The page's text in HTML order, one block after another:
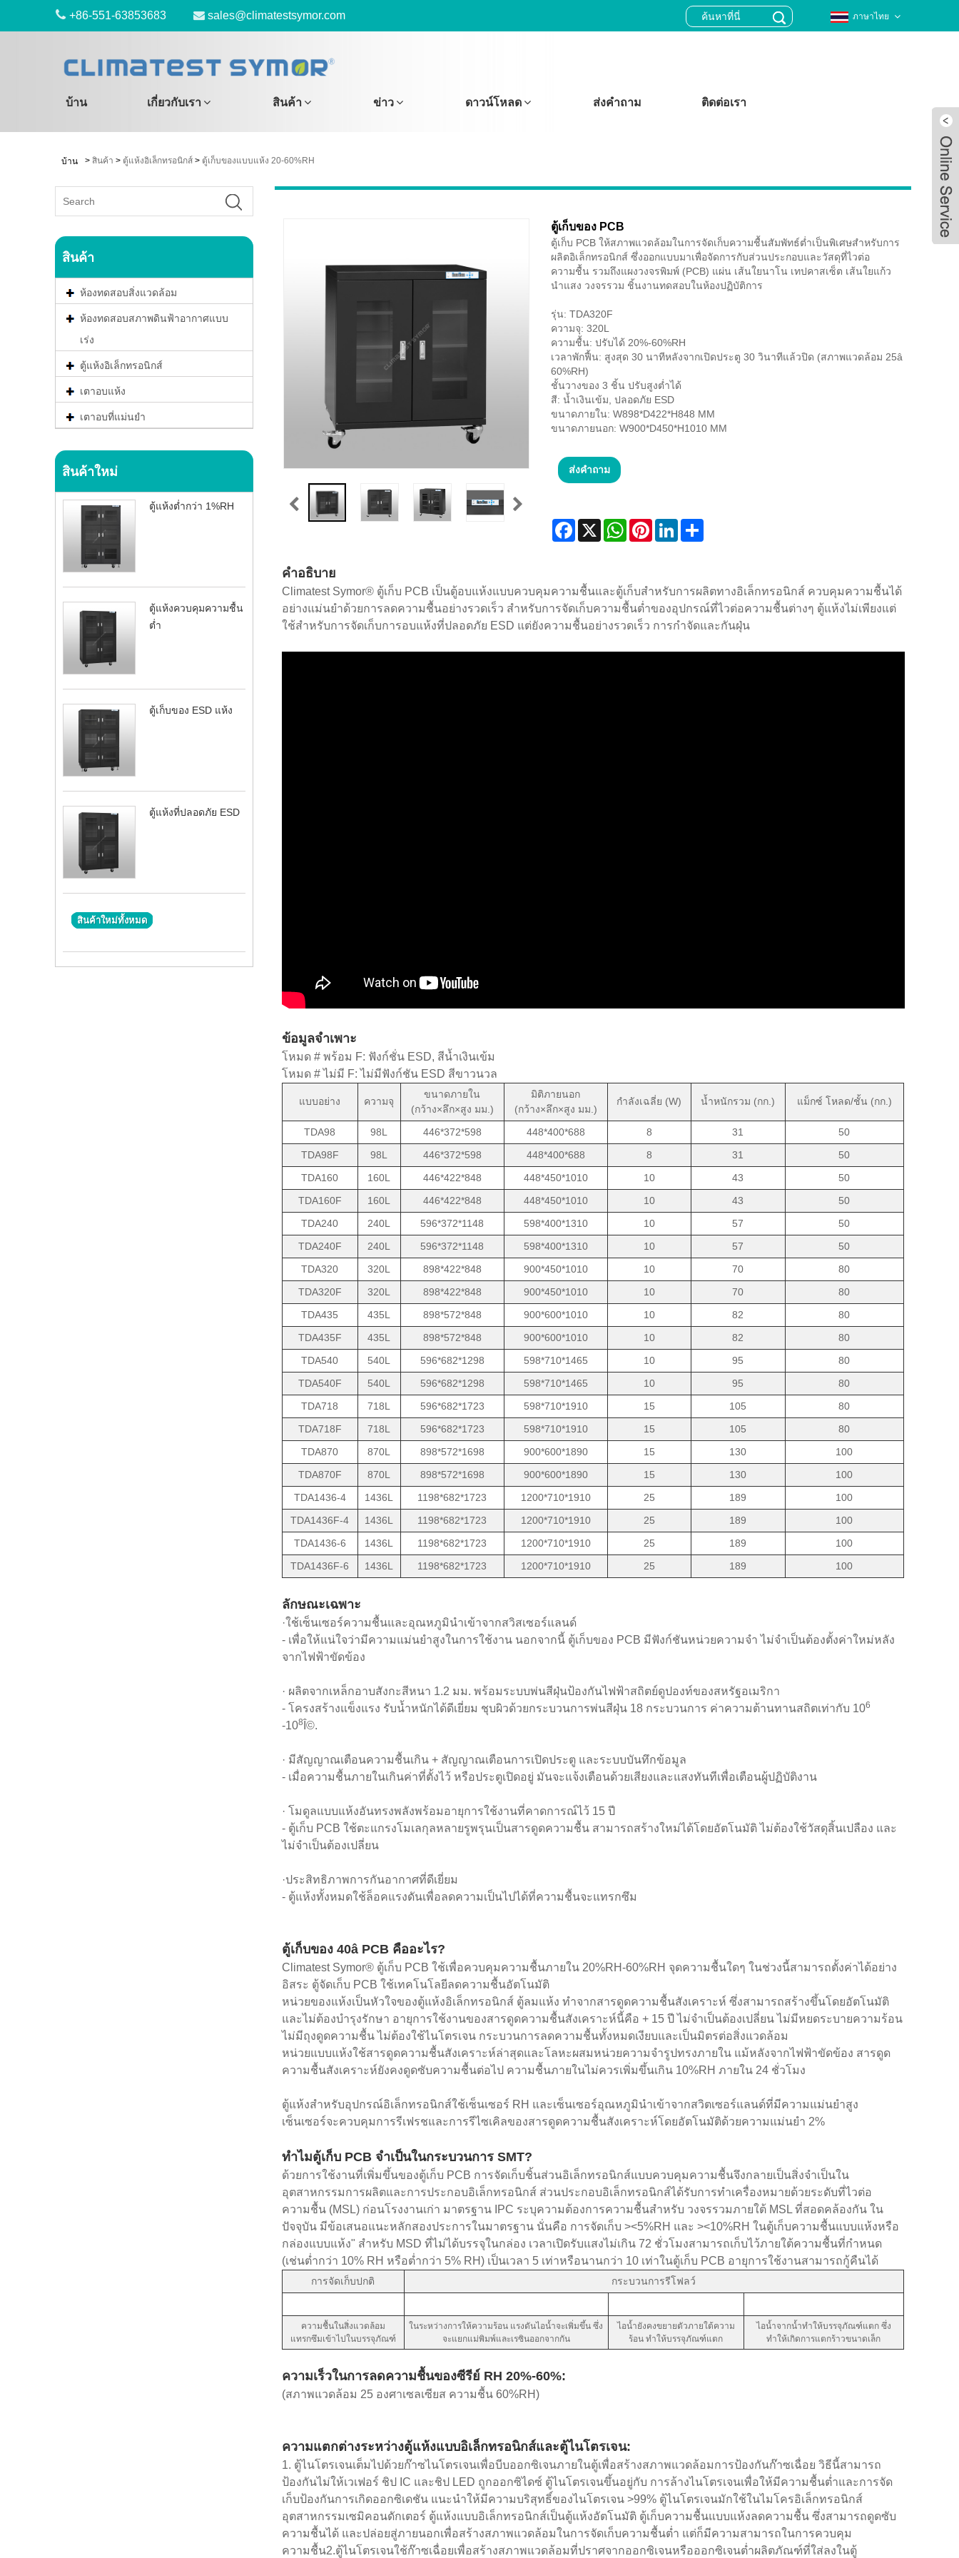
+86-551-63853683 sales@climatestsymor.com ภาษาไทย
บ้าน เกี่ยวกับเรา สินค้า ข่าว ดาวน์โหลด ส่งคำถาม ติดต่อเรา
บ้าน > สินค้า > ตู้แห้งอิเล็กทรอนิกส์ > ตู้เก็บของแบบแห้ง 20-60%RH
สินค้า
ห้องทดสอบสิ่งแวดล้อม
ห้องทดสอบสภาพดินฟ้าอากาศแบบ
เร่ง
ตู้แห้งอิเล็กทรอนิกส์
เตาอบแห้ง
เตาอบที่แม่นยำ
สินค้าใหม่
ตู้แห้งต่ำกว่า 1%RH
ตู้แห้งควบคุมความชื้น
ต่ำ
ตู้เก็บของ ESD แห้ง
ตู้แห้งที่ปลอดภัย ESD
สินค้าใหม่ทั้งหมด
ตู้เก็บของ PCB
ตู้เก็บ PCB ให้สภาพแวดล้อมในการจัดเก็บความชื้นสัมพัทธ์ต่ำเป็นพิเศษสำหรับการ
ผลิตอิเล็กทรอนิกส์ ซึ่งออกแบบมาเพื่อจัดการกับส่วนประกอบและวัสดุที่ไวต่อ
ความชื้น รวมถึงแผงวงจรพิมพ์ (PCB) แผ่น เส้นใยนาโน เทปคาสเซ็ต เส้นใยแก้ว
นำแสง วงจรรวม ชิ้นงานทดสอบในห้องปฏิบัติการ
รุ่น: TDA320F
ความจุ: 320L
ความชื้น: ปรับได้ 20%-60%RH
เวลาพักฟื้น: สูงสุด 30 นาทีหลังจากเปิดประตู 30 วินาทีแล้วปิด (สภาพแวดล้อม 25â
60%RH)
ชั้นวางของ 3 ชิ้น ปรับสูงต่ำได้
สี: น้ำเงินเข้ม, ปลอดภัย ESD
ขนาดภายใน: W898*D422*H848 MM
ขนาดภายนอก: W900*D450*H1010 MM
ส่งคำถาม
Facebook
X WhatsAppPinterestLinkedInShare
คำอธิบาย
Climatest Symor® ตู้เก็บ PCB เป็นตู้อบแห้งแบบควบคุมความชื้นและตู้เก็บสำหรับการผลิตทางอิเล็กทรอนิกส์ ควบคุมความชื้นได้
อย่างแม่นยำด้วยการลดความชื้นอย่างรวดเร็ว สำหรับการจัดเก็บความชื้นต่ำของอุปกรณ์ที่ไวต่อความชื้นต่างๆ ตู้แห้งไม่เพียงแต่
ใช้สำหรับการจัดเก็บการอบแห้งที่ปลอดภัย ESD แต่ยังความชื้นอย่างรวดเร็ว การกำจัดและกันฝุ่น
ข้อมูลจำเพาะ
โหมด # พร้อม F: ฟังก์ชั่น ESD, สีน้ำเงินเข้ม
โหมด # ไม่มี F: ไม่มีฟังก์ชัน ESD สีขาวนวล
แบบอย่าง ความจุ
ขนาดภายใน
(กว้าง×ลึก×สูง มม.)
มิติภายนอก
(กว้าง×ลึก×สูง มม.)
กำลังเฉลี่ย (W) น้ำหนักรวม (กก.) แม็กซ์ โหลด/ชั้น (กก.)
TDA98 98L 446*372*598 448*400*688 8 31
50
TDA98F
98L 446*372*598 448*400*688 8 31
50
TDA160
160L 446*422*848 448*450*1010 10 43
50
TDA160F
160L 446*422*848 448*450*1010 10 43
50
TDA240
240L 596*372*1148 598*400*1310 10 57
50
TDA240F
240L 596*372*1148 598*400*1310 10 57
50
TDA320
320L 898*422*848 900*450*1010 10 70
80
TDA320F
320L 898*422*848 900*450*1010 10 70
80
TDA435
435L 898*572*848 900*600*1010 10 82
80
TDA435F
435L 898*572*848 900*600*1010 10 82
80
TDA540
540L 596*682*1298 598*710*1465 10 95
80
TDA540F
540L 596*682*1298 598*710*1465 10 95
80
TDA718
718L 596*682*1723 598*710*1910 15 105
80
TDA718F
718L 596*682*1723 598*710*1910 15 105
80
TDA870
870L 898*572*1698 900*600*1890 15 130
100
TDA870F
870L 898*572*1698 900*600*1890 15 130
100
TDA1436-4
1436L 1198*682*1723 1200*710*1910 25 189
100
TDA1436F-4
1436L 1198*682*1723 1200*710*1910 25 189
100
TDA1436-6
1436L 1198*682*1723 1200*710*1910 25 189
100
TDA1436F-6
1436L 1198*682*1723 1200*710*1910 25 189 100
ลักษณะเฉพาะ
·ใช้เซ็นเซอร์ความชื้นและอุณหภูมินำเข้าจากสวิสเซอร์แลนด์
- เพื่อให้แน่ใจว่ามีความแม่นยำสูงในการใช้งาน นอกจากนี้ ตู้เก็บของ PCB มีฟังก์ชันหน่วยความจำ ไม่จำเป็นต้องตั้งค่าใหม่หลัง
จากไฟฟ้าขัดข้อง
· ผลิตจากเหล็กอาบสังกะสีหนา 1.2 มม. พร้อมระบบพ่นสีฝุ่นป้องกันไฟฟ้าสถิตย์ดูปองท์ของสหรัฐอเมริกา
- โครงสร้างแข็งแรง รับน้ำหนักได้ดีเยี่ยม ชุบผิวด้วยกระบวนการพ่นสีฝุ่น 18 กระบวนการ ค่าความต้านทานสถิตเท่ากับ 106
-108 Î©.
· มีสัญญาณเตือนความชื้นเกิน + สัญญาณเตือนการเปิดประตู และระบบบันทึกข้อมูล
- เมื่อความชื้นภายในเกินค่าที่ตั้งไว้ หรือประตูเปิดอยู่ มันจะแจ้งเตือนด้วยเสียงและแสงทันทีเพื่อเตือนผู้ปฏิบัติงาน
· โมดูลแบบแห้งอันทรงพลังพร้อมอายุการใช้งานที่คาดการณ์ไว้ 15 ปี
- ตู้เก็บ PCB ใช้ตะแกรงโมเลกุลหลายรูพรุนเป็นสารดูดความชื้น สามารถสร้างใหม่ได้โดยอัตโนมัติ ไม่ต้องใช้วัสดุสิ้นเปลือง และ
ไม่จำเป็นต้องเปลี่ยน
·ประสิทธิภาพการกันอากาศที่ดีเยี่ยม
- ตู้แห้งทั้งหมดใช้ล็อคแรงดันเพื่อลดความเป็นไปได้ที่ความชื้นจะแทรกซึม
ตู้เก็บของ 40â PCB คืออะไร?
Climatest Symor® ตู้เก็บ PCB ใช้เพื่อควบคุมความชื้นภายใน 20%RH-60%RH จุดความชื้นใดๆ ในช่วงนี้สามารถตั้งค่าได้อย่าง
อิสระ ตู้จัดเก็บ PCB ใช้เทคโนโลยีลดความชื้นอัตโนมัติ
หน่วยของแห้งเป็นหัวใจของตู้แห้งอิเล็กทรอนิกส์ ตู้ลมแห้ง ทำจากสารดูดความชื้นสังเคราะห์ ซึ่งสามารถสร้างขึ้นโดยอัตโนมัติ
และไม่ต้องบำรุงรักษา อายุการใช้งานของสารดูดความชื้นสังเคราะห์นี้คือ + 15 ปี ไม่จำเป็นต้องเปลี่ยน ไม่มีหยดระบายความร้อน
ไม่มีถุงดูดความชื้น ไม่ต้องใช้ไนโตรเจน กระบวนการลดความชื้นทั้งหมดเงียบและเป็นมิตรต่อสิ่งแวดล้อม
หน่วยแบบแห้งใช้สารดูดความชื้นสังเคราะห์ล่าสุดและโลหะผสมหน่วยความจำรูปทรงภายใน แม้หลังจากไฟฟ้าขัดข้อง สารดูด
ความชื้นสังเคราะห์ยังคงดูดซับความชื้นต่อไป ความชื้นภายในไม่ควรเพิ่มขึ้นเกิน 10%RH ภายใน 24 ชั่วโมง
ตู้แห้งสำหรับอุปกรณ์อิเล็กทรอนิกส์ใช้เซ็นเซอร์ RH และเซ็นเซอร์อุณหภูมินำเข้าจากสวิตเซอร์แลนด์ที่มีความแม่นยำสูง
เซ็นเซอร์จะควบคุมการรีเฟรชและการรีไซเคิลของสารดูดความชื้นสังเคราะห์โดยอัตโนมัติด้วยความแม่นยำ 2%
ทำไมตู้เก็บ PCB จำเป็นในกระบวนการ SMT?
ด้วยการใช้งานที่เพิ่มขึ้นของตู้เก็บ PCB การจัดเก็บชิ้นส่วนอิเล็กทรอนิกส์แบบควบคุมความชื้นจึงกลายเป็นสิ่งจำเป็นใน
อุตสาหกรรมการผลิตและการประกอบอิเล็กทรอนิกส์ ส่วนประกอบอิเล็กทรอนิกส์ได้รับการทำเครื่องหมายด้วยระดับที่ไวต่อ
ความชื้น (MSL) ก่อนโรงงานเก่า มาตรฐาน IPC ระบุความต้องการความชื้นสำหรับ วงจรรวมภายใต้ MSL ที่สอดคล้องกัน ใน
ปัจจุบัน มีข้อเสนอแนะหลักสองประการในมาตรฐาน นั่นคือ การจัดเก็บ ><5%RH และ ><10%RH ในตู้เก็บความชื้นแบบแห้งหรือ
กล่องแบบแห้ง" สำหรับ MSD ที่ไม่ได้บรรจุในกล่อง เวลาเปิดรับแสงไม่เกิน 72 ชั่วโมงสามารถเก็บไว้ภายใต้ความชื้นที่กำหนด
(เช่นต่ำกว่า 10% RH หรือต่ำกว่า 5% RH) เป็นเวลา 5 เท่าหรือนานกว่า 10 เท่าในตู้เก็บ PCB อายุการใช้งานสามารถกู้คืนได้ 
การจัดเก็บปกติ กระบวนการรีโฟลว์
ความชื้นในสิ่งแวดล้อม
แทรกซึมเข้าไปในบรรจุภัณฑ์
ในระหว่างการให้ความร้อน แรงดันไอน้ำจะเพิ่มขึ้น ซึ่ง
จะแยกแม่พิมพ์และเรซินออกจากกัน
ไอน้ำยังคงขยายตัวภายใต้ความ
ร้อน ทำให้บรรจุภัณฑ์แตก
ไอน้ำจากน้ำทำให้บรรจุภัณฑ์แตก ซึ่ง
ทำให้เกิดการแตกร้าวขนาดเล็ก
ความเร็วในการลดความชื้นของซีรีย์ RH 20%-60%:
(สภาพแวดล้อม 25 องศาเซลเซียส ความชื้น 60%RH)
ความแตกต่างระหว่างตู้แห้งแบบอิเล็กทรอนิกส์และตู้ไนโตรเจน:
1. ตู้ไนโตรเจนเต็มไปด้วยก๊าซไนโตรเจนเพื่อบีบออกซิเจนภายในตู้เพื่อสร้างสภาพแวดล้อมการป้องกันก๊าซเฉื่อย วิธีนี้สามารถ
ป้องกันไม่ให้เวเฟอร์ ชิป IC และชิป LED ถูกออกซิไดซ์ ตู้ไนโตรเจนขึ้นอยู่กับ การล้างไนโตรเจนเพื่อให้มีความชื้นต่ำและการจัด
เก็บป้องกันการเกิดออกซิเดชัน แนะนำให้มีความบริสุทธิ์ของไนโตรเจน >99% ตู้ไนโตรเจนมักใช้ในไมโครอิเล็กทรอนิกส์
อุตสาหกรรมเซมิคอนดักเตอร์ ตู้แห้งแบบอิเล็กทรอนิกส์เป็นตู้แห้งอัตโนมัติ ตู้เก็บความชื้นแบบแห้งลดความชื้น ซึ่งสามารถดูดซับ
ความชื้นได้ และปล่อยสู่ภายนอกเพื่อสร้างสภาพแวดล้อมในการจัดเก็บความชื้นต่ำ แต่ก็มีความสามารถในการควบคุม
ความชื้น2.ตู้ไนโตรเจนใช้ก๊าซเฉื่อยเพื่อสร้างสภาพแวดล้อมที่ปราศจากออกซิเจนหรือออกซิเจนต่ำผลิตภัณฑ์ที่ใส่ลงในตู้